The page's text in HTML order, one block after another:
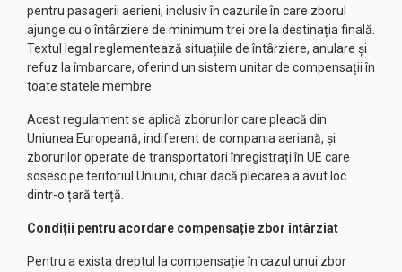
pentru pasagerii aerieni, inclusiv în cazurile în care zborul
ajunge cu o întârziere de minimum trei ore la destinația finală.
Textul legal reglementează situațiile de întârziere, anulare și
refuz la îmbarcare, oferind un sistem unitar de compensații în
toate statele membre.
Acest regulament se aplică zborurilor care pleacă din
Uniunea Europeană, indiferent de compania aeriană, și
zborurilor operate de transportatori înregistrați în UE care
sosesc pe teritoriul Uniunii, chiar dacă plecarea a avut loc
dintr-o țară terță.
Condiții pentru acordare compensație zbor întârziat
Pentru a exista dreptul la compensație în cazul unui zbor